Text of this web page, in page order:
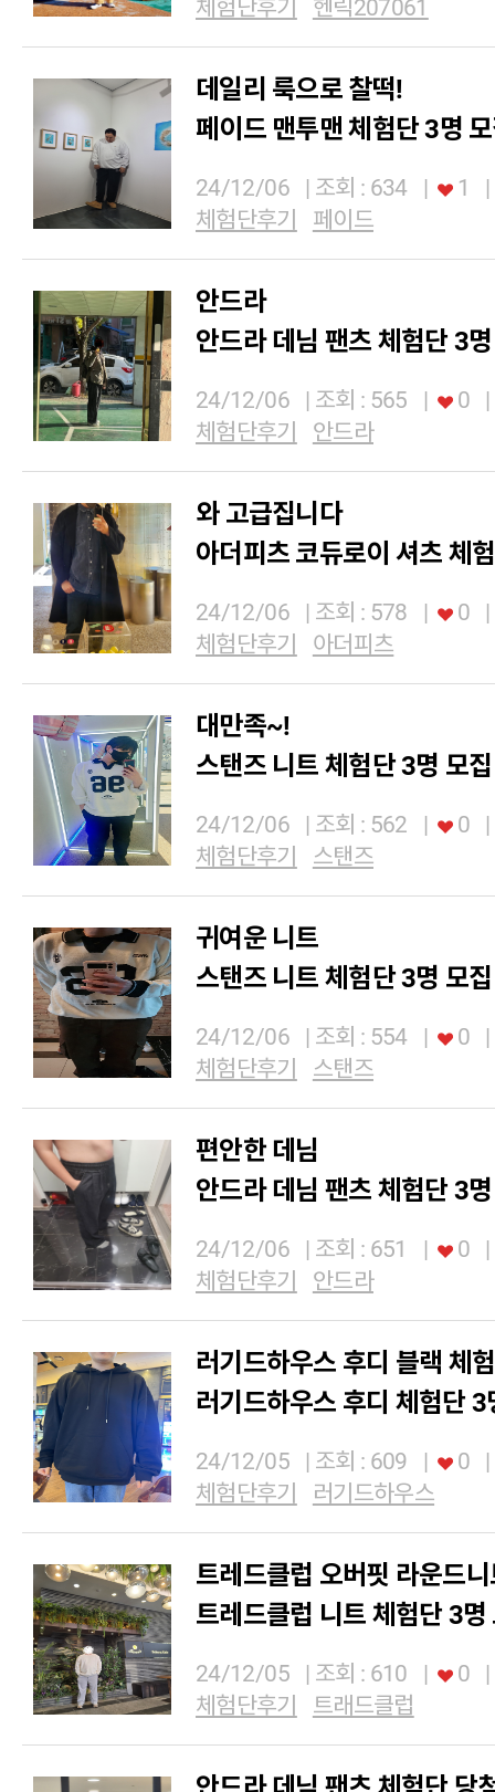
체험단후기 헨릭207061
데일리 룩으로 찰떡!
페이드 맨투맨 체험단 3명
24/12/06 | 조회 : 634 | 1
체험단후기
페이드
안드라
안드라 데님 팬츠 체험단 3
24/12/06 | 조회 : 565 | 0
체험단후기
안드라
와 고급집니다
아더피츠 코듀로이 셔츠 체
24/12/06 | 조회 : 578 | 0
체험단후기
아더피츠
대만족~!
스탠즈 니트 체험단 3명 모집
24/12/06 | 조회 : 562 | 0
체험단후기
스탠즈
귀여운 니트
스탠즈 니트 체험단 3명 모집
24/12/06 | 조회 : 554 | 0
체험단후기
스탠즈
편안한 데님
안드라 데님 팬츠 체험단 3
24/12/06 | 조회 : 651 | 0
체험단후기
안드라
러기드하우스 후디 블랙 체
러기드하우스 후디 체험단 3
24/12/05 | 조회 : 609 | 0
체험단후기
러기드하우스
트레드클럽 오버핏 라운드
트레드클럽 니트 체험단 3명
24/12/05 | 조회 : 610 | 0
체험단후기
트래드클럽